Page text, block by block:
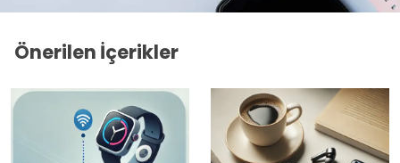
Önerilen İçerikler